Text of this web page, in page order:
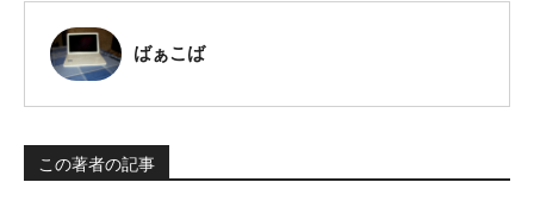
ばぁこば
この著者の記事